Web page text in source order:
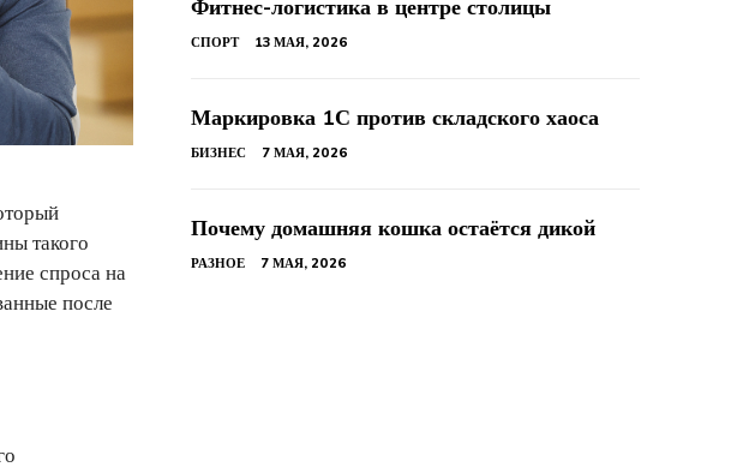
такого
спроса на
после
Фитнес-логистика в центре столицы
СПОРТ 13 МАЯ, 2026
Маркировка 1С против складского хаоса
БИЗНЕС 7 МАЯ, 2026
Почему домашняя кошка остаётся дикой
РАЗНОЕ 7 МАЯ, 2026